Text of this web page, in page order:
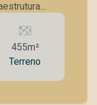
e
fácil acesso
com
serviços e
da
455m²
Terreno